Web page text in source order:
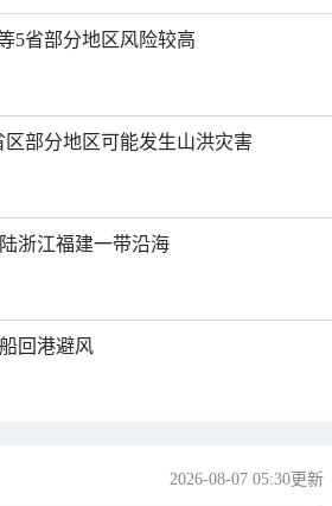
5省部分地区风险较高
部分地区可能发生山洪灾害
浙江福建一带沿海
回港避风
2026-08-07 05:30更新